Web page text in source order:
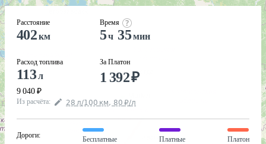
Расстояние
402км
Расход топлива
113л
9 040 ₽
Время
5 ч 35мин
За Платон
1 392₽
Из расчёта: 28 л/100 км, 80 ₽/л
Дороги:
Бесплатные Платные Платон